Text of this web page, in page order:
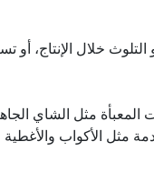
خلال الإنتاج، أو
مثل الشاي
مثل الأكواب والأغطية